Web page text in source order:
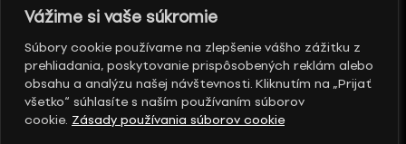
Vážime si vaše súkromie
Súbory cookie používame na zlepšenie vášho zážitku z
prehliadania, poskytovanie prispôsobených reklám alebo
obsahu a analýzu našej návštevnosti. Kliknutím na „Prijať
všetko“ súhlasíte s naším používaním súborov
cookie. Zásady používania súborov cookie
© 2010 - 2026 Slovenské centrum dizajnu, Všetky
práva vyhradené